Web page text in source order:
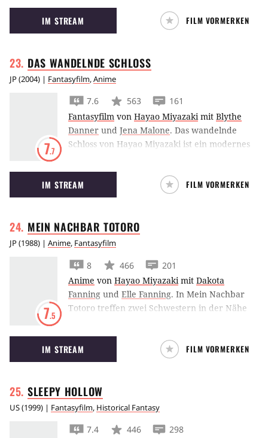
Geheimnis auf den Grund.
IM STREAM FILM VORMERKEN
DAS WANDELNDE SCHLOSS
JP(2004) | Fantasyfilm,Anime
7.7
7.6 563
161
Fantasyfilm von Hayao Miyazaki mit Blythe
Danner und Jena Malone. Das wandelnde
Schloss von Hayao Miyazaki ist ein modernes
Animationsstudios.
IM STREAM FILM VORMERKEN
MEIN NACHBAR TOTORO
JP(1988) | Anime, Fantasyfilm
7.5
8 466
201
Anime von Hayao Miyazakimit Dakota
Fanning und Elle Fanning. In Mein Nachbar
Totoro treffen zwei Schwestern in der Nähe
Waldgeist.
IM STREAM FILM VORMERKEN
SLEEPY HOLLOW
US(1999) | Fantasyfilm, Historical Fantasy
7.4 446
298